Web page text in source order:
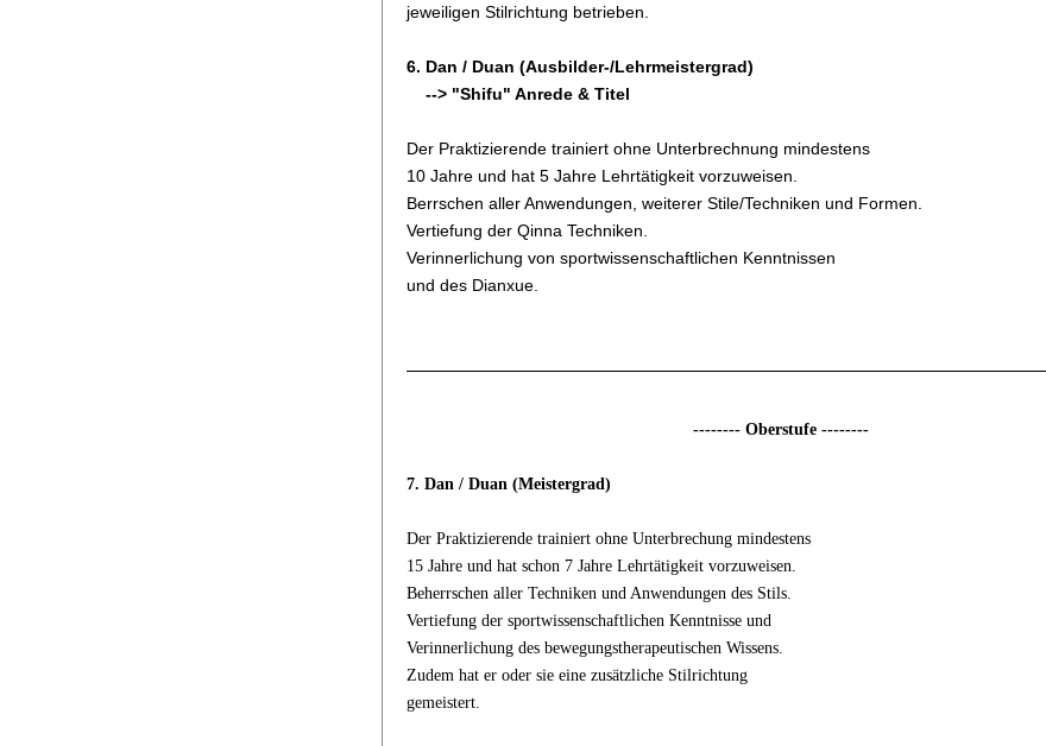
jeweiligen Stilrichtung betrieben.
6. Dan / Duan (Ausbilder-/Lehrmeistergrad)
--> "Shifu" Anrede & Titel
Der Praktizierende trainiert ohne Unterbrechnung mindestens
10 Jahre und hat 5 Jahre Lehrtätigkeit vorzuweisen.
Berrschen aller Anwendungen, weiterer Stile/Techniken und Formen.
Vertiefung der Qinna Techniken.
Verinnerlichung von sportwissenschaftlichen Kenntnissen
und des Dianxue.
-------- Oberstufe --------
7. Dan / Duan (Meistergrad)
Der Praktizierende trainiert ohne Unterbrechung mindestens
15 Jahre und hat schon 7 Jahre Lehrtätigkeit vorzuweisen.
Beherrschen aller Techniken und Anwendungen des Stils.
Vertiefung der sportwissenschaftlichen Kenntnisse und
Verinnerlichung des bewegungstherapeutischen Wissens.
Zudem hat er oder sie eine zusätzliche Stilrichtung
gemeistert.